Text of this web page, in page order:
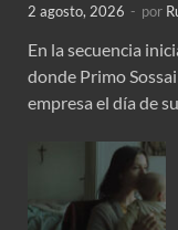
2 agosto, 2026 - por
En la secuencia
donde Primo
empresa el día de